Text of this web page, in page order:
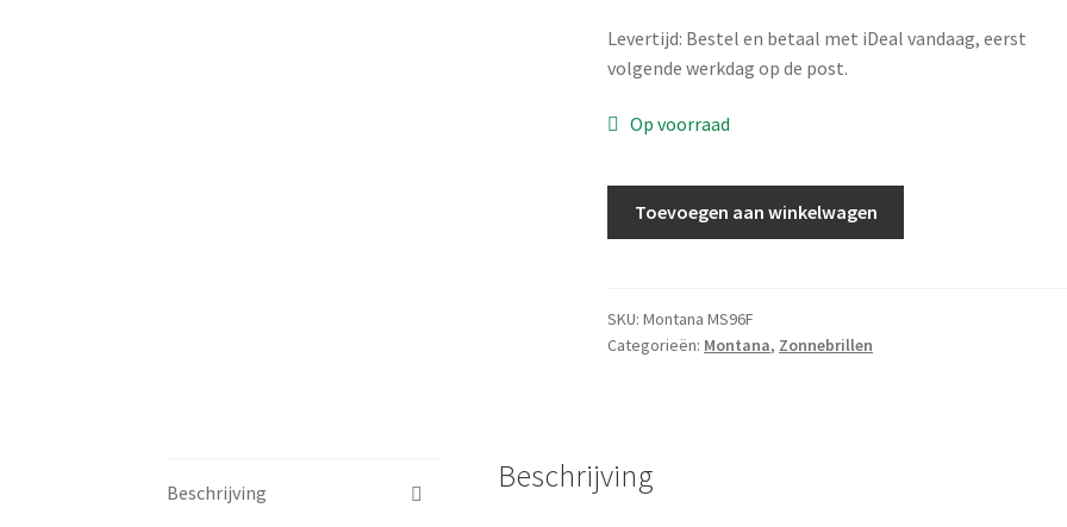
Levertijd: Bestel en betaal met iDeal vandaag, eerst
volgende werkdag op de post.
Op voorraad
Toevoegen aan winkelwagen
SKU:Montana MS96F
Categorieën: Montana, Zonnebrillen
Beschrijving Beschrijving